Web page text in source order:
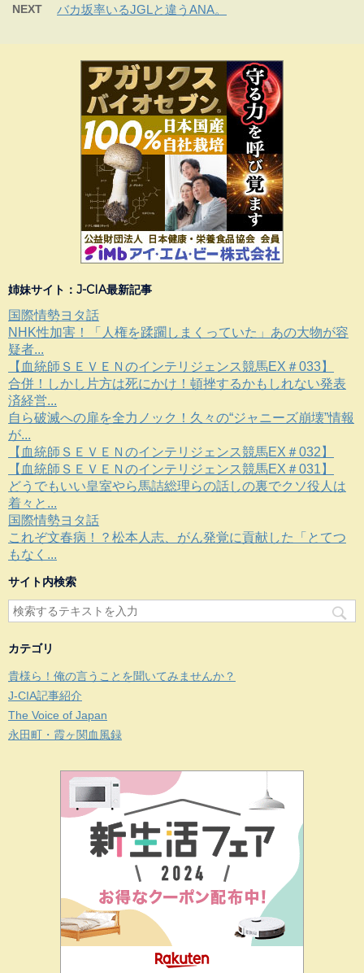
NEXT バカ坂率いるJGLと違うANA。
姉妹サイト：J-CIA最新記事
国際情勢ヨタ話
NHK性加害！「人権を蹂躙しまくっていた」あの大物が容
疑者...
【血統師ＳＥＶＥＮのインテリジェンス競馬EX＃033】
合併！しかし片方は死にかけ！頓挫するかもしれない発表
済経営...
自ら破滅への扉を全力ノック！久々の“ジャニーズ崩壊”情報
が...
【血統師ＳＥＶＥＮのインテリジェンス競馬EX＃032】
【血統師ＳＥＶＥＮのインテリジェンス競馬EX＃031】
どうでもいい皇室やら馬詰総理らの話しの裏でクソ役人は
着々と...
国際情勢ヨタ話
これぞ文春病！？松本人志、がん発覚に貢献した「とてつ
もなく...
サイト内検索
カテゴリ
貴様ら！俺の言うことを聞いてみませんか？
J-CIA記事紹介
The Voice of Japan
永田町・霞ヶ関血風録